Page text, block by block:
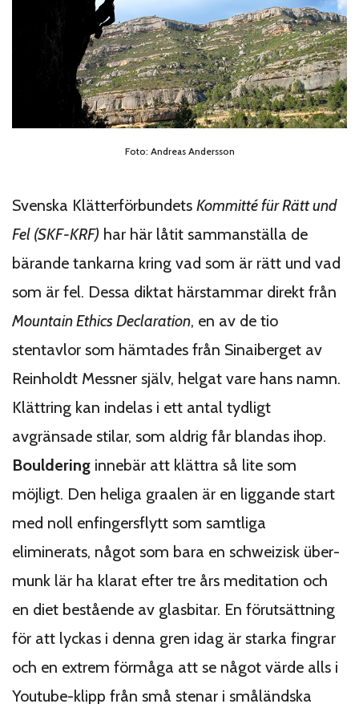
Foto: Andreas Andersson
Svenska Klätterförbundets Kommitté für Rätt und
Fel (SKF-KRF) har här låtit sammanställa de
bärande tankarna kring vad som är rätt und vad
som är fel. Dessa diktat härstammar direkt från
Mountain Ethics Declaration, en av de tio
stentavlor som hämtades från Sinaiberget av
Reinholdt Messner själv, helgat vare hans namn.
Klättring kan indelas i ett antal tydligt
avgränsade stilar, som aldrig får blandas ihop.
Bouldering innebär att klättra så lite som
möjligt. Den heliga graalen är en liggande start
med noll enfingersflytt som samtliga
eliminerats, något som bara en schweizisk über-
munk lär ha klarat efter tre års meditation och
en diet bestående av glasbitar. En förutsättning
för att lyckas i denna gren idag är starka fingrar
och en extrem förmåga att se något värde alls i
Youtube-klipp från små stenar i småländska